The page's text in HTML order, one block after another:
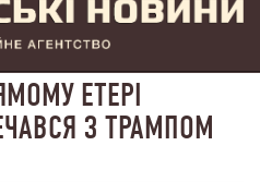
ЕТЕРІ
З ТРАМПОМ